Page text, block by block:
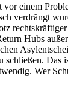
einem
verdrängt
Hubs
schließen. Das
Wer